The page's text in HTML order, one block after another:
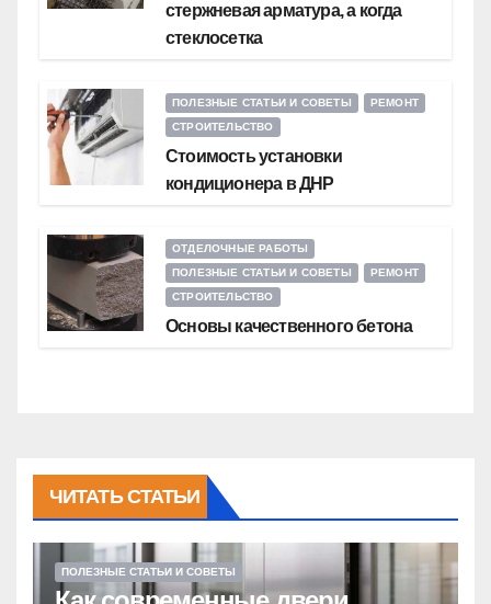
стержневая арматура, а когда
стеклосетка
ПОЛЕЗНЫЕ СТАТЬИ И СОВЕТЫ
РЕМОНТ
СТРОИТЕЛЬСТВО
Стоимость установки
кондиционера в ДНР
ОТДЕЛОЧНЫЕ РАБОТЫ
ПОЛЕЗНЫЕ СТАТЬИ И СОВЕТЫ
РЕМОНТ
СТРОИТЕЛЬСТВО
Основы качественного бетона
ЧИТАТЬ СТАТЬИ
ПОЛЕЗНЫЕ СТАТЬИ И СОВЕТЫ